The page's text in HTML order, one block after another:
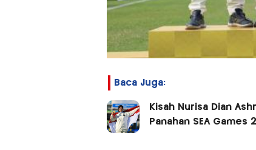
Baca Juga:
Kisah Nurisa Dian
Panahan SEA Games